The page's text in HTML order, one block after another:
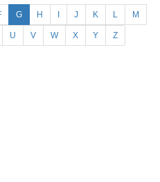
G H J K L M
U V W X Y Z